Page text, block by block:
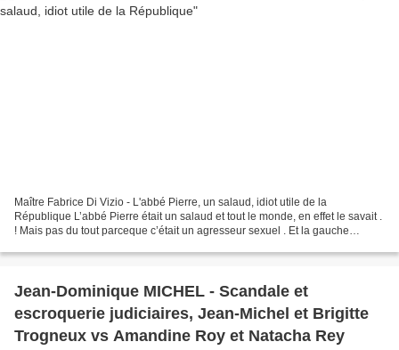
Maître Fabrice Di Vizio - L'abbé Pierre, un salaud, idiot utile de la
République L’abbé Pierre était un salaud et tout le monde, en effet le savait .
! Mais pas du tout parceque c’était un agresseur sexuel . Et la gauche
Jean-Dominique MICHEL - Scandale et
escroquerie judiciaires, Jean-Michel et Brigitte
Trogneux vs Amandine Roy et Natacha Rey